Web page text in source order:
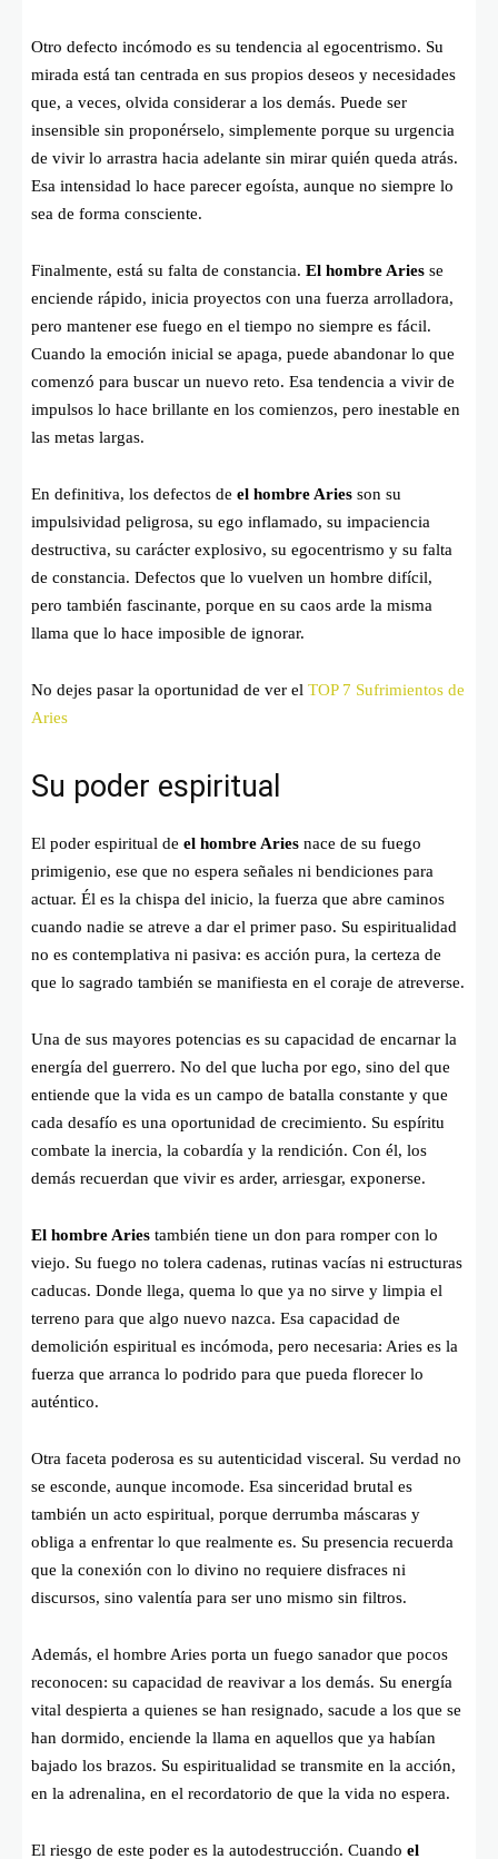
Otro defecto incómodo es su tendencia al egocentrismo. Su
mirada está tan centrada en sus propios deseos y necesidades
que, a veces, olvida considerar a los demás. Puede ser
insensible sin proponérselo, simplemente porque su urgencia
de vivir lo arrastra hacia adelante sin mirar quién queda atrás.
Esa intensidad lo hace parecer egoísta, aunque no siempre lo
sea de forma consciente.
Finalmente, está su falta de constancia. El hombre Aries se
enciende rápido, inicia proyectos con una fuerza arrolladora,
pero mantener ese fuego en el tiempo no siempre es fácil.
Cuando la emoción inicial se apaga, puede abandonar lo que
comenzó para buscar un nuevo reto. Esa tendencia a vivir de
impulsos lo hace brillante en los comienzos, pero inestable en
las metas largas.
En definitiva, los defectos de el hombre Aries son su
impulsividad peligrosa, su ego inflamado, su impaciencia
destructiva, su carácter explosivo, su egocentrismo y su falta
de constancia. Defectos que lo vuelven un hombre difícil,
pero también fascinante, porque en su caos arde la misma
llama que lo hace imposible de ignorar.
No dejes pasar la oportunidad de ver el TOP 7 Sufrimientos de
Aries
Su poder espiritual
El poder espiritual de el hombre Aries nace de su fuego
primigenio, ese que no espera señales ni bendiciones para
actuar. Él es la chispa del inicio, la fuerza que abre caminos
cuando nadie se atreve a dar el primer paso. Su espiritualidad
no es contemplativa ni pasiva: es acción pura, la certeza de
que lo sagrado también se manifiesta en el coraje de atreverse.
Una de sus mayores potencias es su capacidad de encarnar la
energía del guerrero. No del que lucha por ego, sino del que
entiende que la vida es un campo de batalla constante y que
cada desafío es una oportunidad de crecimiento. Su espíritu
combate la inercia, la cobardía y la rendición. Con él, los
demás recuerdan que vivir es arder, arriesgar, exponerse.
El hombre Aries también tiene un don para romper con lo
viejo. Su fuego no tolera cadenas, rutinas vacías ni estructuras
caducas. Donde llega, quema lo que ya no sirve y limpia el
terreno para que algo nuevo nazca. Esa capacidad de
demolición espiritual es incómoda, pero necesaria: Aries es la
fuerza que arranca lo podrido para que pueda florecer lo
auténtico.
Otra faceta poderosa es su autenticidad visceral. Su verdad no
se esconde, aunque incomode. Esa sinceridad brutal es
también un acto espiritual, porque derrumba máscaras y
obliga a enfrentar lo que realmente es. Su presencia recuerda
que la conexión con lo divino no requiere disfraces ni
discursos, sino valentía para ser uno mismo sin filtros.
Además, el hombre Aries porta un fuego sanador que pocos
reconocen: su capacidad de reavivar a los demás. Su energía
vital despierta a quienes se han resignado, sacude a los que se
han dormido, enciende la llama en aquellos que ya habían
bajado los brazos. Su espiritualidad se transmite en la acción,
en la adrenalina, en el recordatorio de que la vida no espera.
El riesgo de este poder es la autodestrucción. Cuando el